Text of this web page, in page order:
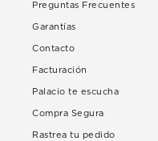
Preguntas Frecuentes
Garantías
Contacto
Facturación
Palacio te escucha
Compra Segura
Rastrea tu pedido